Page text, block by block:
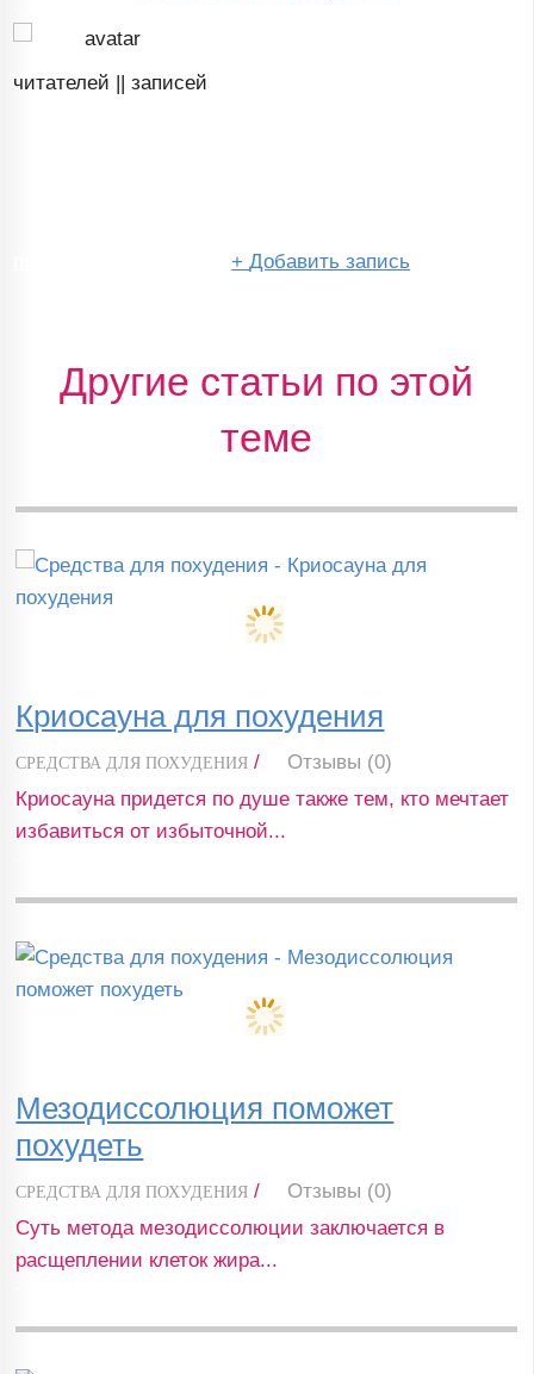
читателей ||записей
перейти в сообщество+Добавить запись
Другие статьи по этой
теме
Криосауна для похудения
СРЕДСТВА ДЛЯ ПОХУДЕНИЯ /
Отзывы (0)
Криосауна придется по душе также тем, кто мечтает
избавиться от избыточной...
Мезодиссолюция поможет
похудеть
СРЕДСТВА ДЛЯ ПОХУДЕНИЯ /
Отзывы (0)
Суть метода мезодиссолюции заключается в
расщеплении клеток жира...